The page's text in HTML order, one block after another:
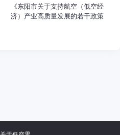
《东阳市关于支持航空（低空经
济）产业高质量发展的若干政策